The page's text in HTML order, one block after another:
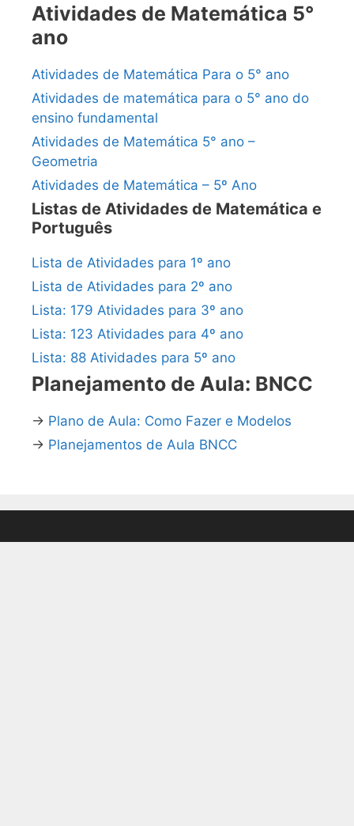
Atividades de Matemática 5°
ano
Atividades de Matemática Para o 5° ano
Atividades de matemática para o 5° ano do
ensino fundamental
Atividades de Matemática 5° ano –
Geometria
Atividades de Matemática – 5º Ano
Listas de Atividades de Matemática e
Português
Lista de Atividades para 1º ano
Lista de Atividades para 2º ano
Lista: 179 Atividades para 3º ano
Lista: 123 Atividades para 4º ano
Lista: 88 Atividades para 5º ano
Planejamento de Aula: BNCC
→ Plano de Aula: Como Fazer e Modelos
→ Planejamentos de Aula BNCC